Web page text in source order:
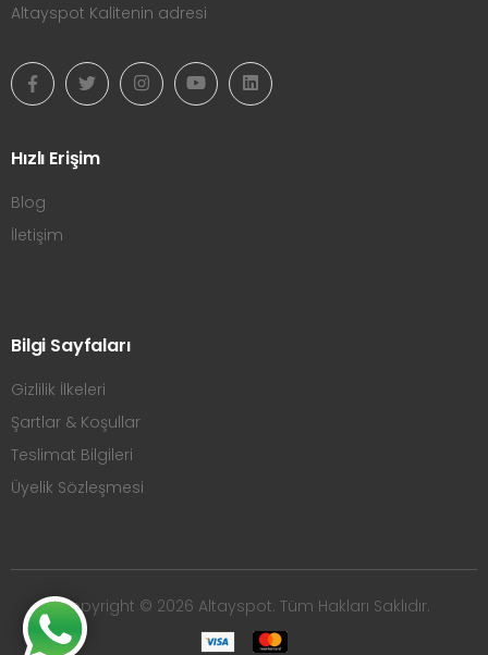
Altayspot Kalitenin adresi
Hızlı Erişim
Blog
İletişim
Bilgi Sayfaları
Gizlilik İlkeleri
Şartlar & Koşullar
Teslimat Bilgileri
Üyelik Sözleşmesi
Copyright © 2026 Altayspot. Tüm Hakları Saklıdır.